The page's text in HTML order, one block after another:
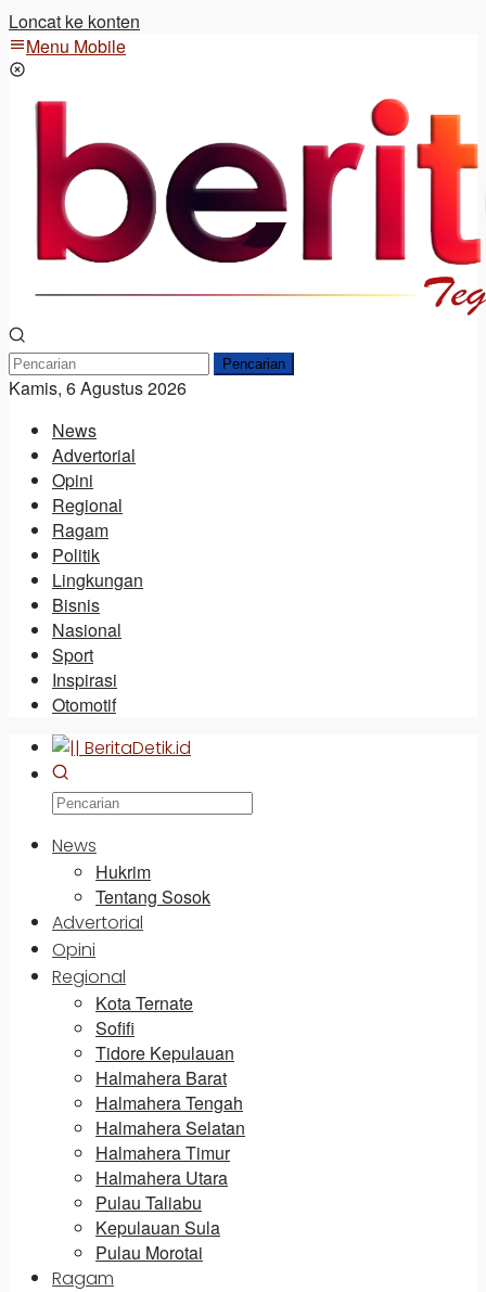
Loncat ke konten
Menu Mobile
Pencarian
Kamis, 6 Agustus 2026
News
Advertorial
Opini
Regional
Ragam
Politik
Lingkungan
Bisnis
Nasional
Sport
Inspirasi
Otomotif
News
Hukrim
Tentang Sosok
Advertorial
Opini
Regional
Kota Ternate
Sofifi
Tidore Kepulauan
Halmahera Barat
Halmahera Tengah
Halmahera Selatan
Halmahera Timur
Halmahera Utara
Pulau Taliabu
Kepulauan Sula
Pulau Morotai
Ragam